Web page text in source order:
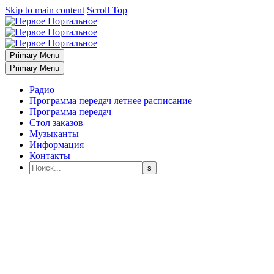
Skip to main content Scroll Top
Primary Menu
Primary Menu
Радио
Программа передач летнее расписание
Программа передач
Стол заказов
Музыканты
Информация
Контакты